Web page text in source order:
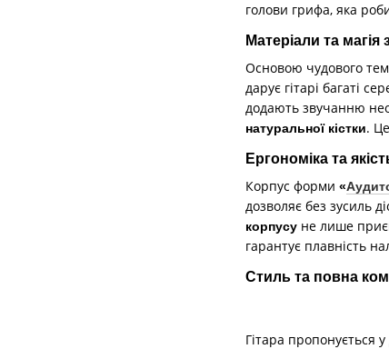
голови грифа, яка
Матеріали та магія
Основою чудового
дарує гітарі багаті
додають звучанню
натуральної кістки.
Ергономіка та
Корпус форми «
дозволяє без зусиль
корпусу не лише
гарантує плавність
Стиль та повна
Гітара пропонується